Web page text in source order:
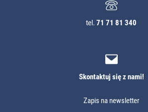
tel. 71 71 81 340
Skontaktuj się z nami!
Zapis na newsletter